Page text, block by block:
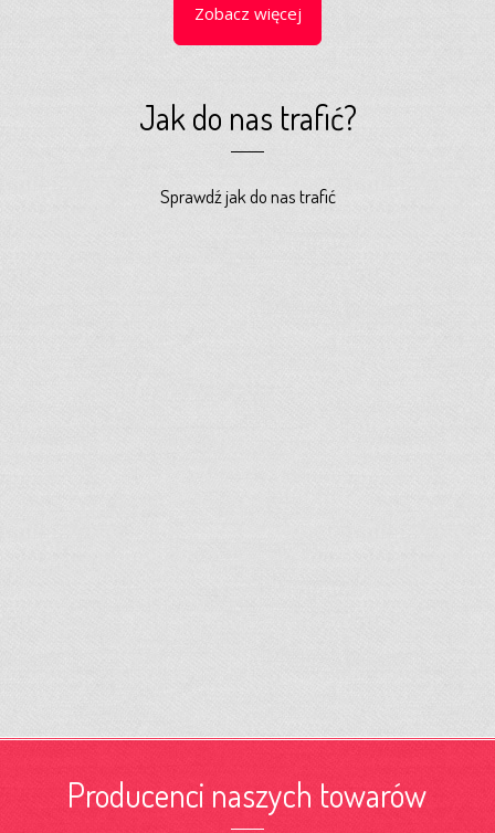
Zobacz więcej
Jak do nas trafić?
Sprawdź jak do nas trafić
Producenci naszych towarów